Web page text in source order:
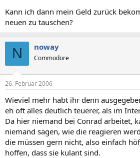
Kann ich dann mein Geld zurück
neuen zu tauschen?
N noway
Commodore
26. Februar 2006
Wieviel mehr habt ihr denn
eh oft alles deutlich teuerer, als im
Da hier niemand bei Conrad arbeitet,
niemand sagen, wie die reagieren
die müssen gern nicht, also einfach
hoffen, dass sie kulant sind.